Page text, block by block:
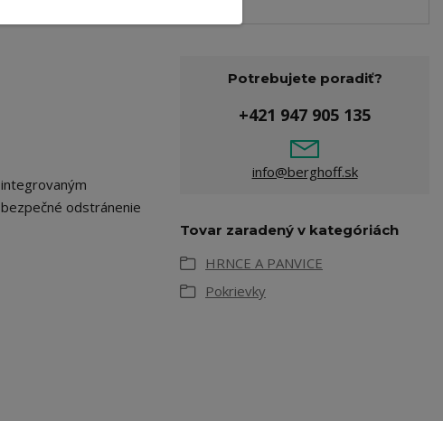
odstránenie
Potrebujete poradiť?
+421 947 905 135
info@berghoff.sk
Tovar zaradený v kategóriách
HRNCE A PANVICE
Pokrievky